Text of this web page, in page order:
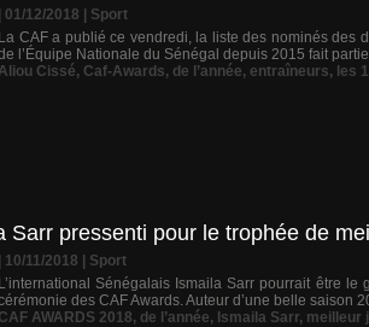
| 01/12/2018
Sport
La CAF a publié ce vendredi, la liste des nominés des
l’Équipe Nationale du Sénégal depuis 2015 fait
Cissé, Caf-Awards, de l’année, entraîneurs, les
Sarr pressenti pour le trophée de
| 10/11/2018
Sport
L’international Sénégalais Ismaila Sarr pourrait être
des CAF Awards. Auteur d’une belle saison
CAF AWARDS 2018, de l’année, Ismaila Sarr, meilleur